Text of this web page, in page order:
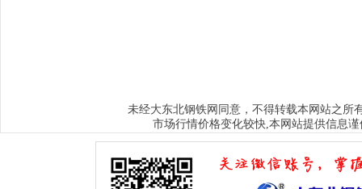
未经大东北钢铁网 同意，不得转载本网站之所
市场行情价格变化较快,本网站提供信息